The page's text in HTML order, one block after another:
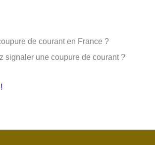
de courant en France ?
signaler une coupure de courant ?